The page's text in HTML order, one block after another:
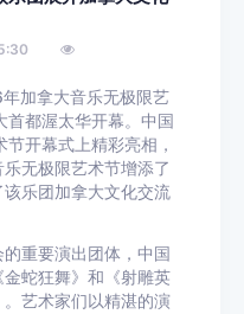
加拿大音乐无极限艺
都渥太华开幕。中国
开幕式上精彩亮相，
无极限艺术节增添了
乐团加拿大文化交流
重要演出团体，中国
蛇狂舞》和《射雕英
艺术家们以精湛的演